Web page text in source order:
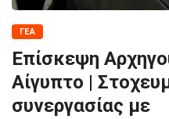
ΓΕΑ
Επίσκεψη
Αίγυπτο |
συνεργασίας με